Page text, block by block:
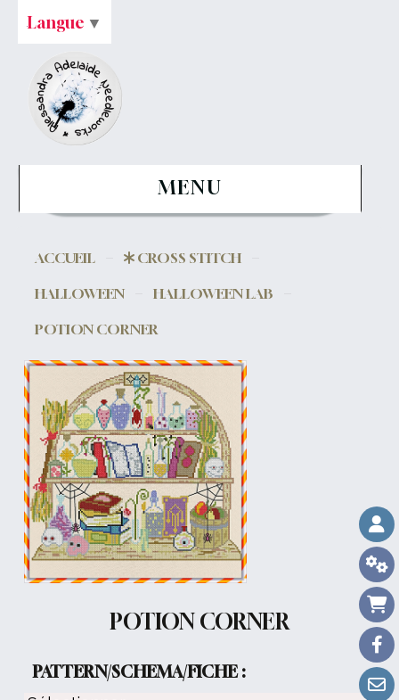
MENU
ACCUEIL
CROSS STITCH
HALLOWEEN
HALLOWEEN LAB
POTION CORNER
POTION CORNER
PATTERN/SCHEMA/FICHE :
Langue ▼